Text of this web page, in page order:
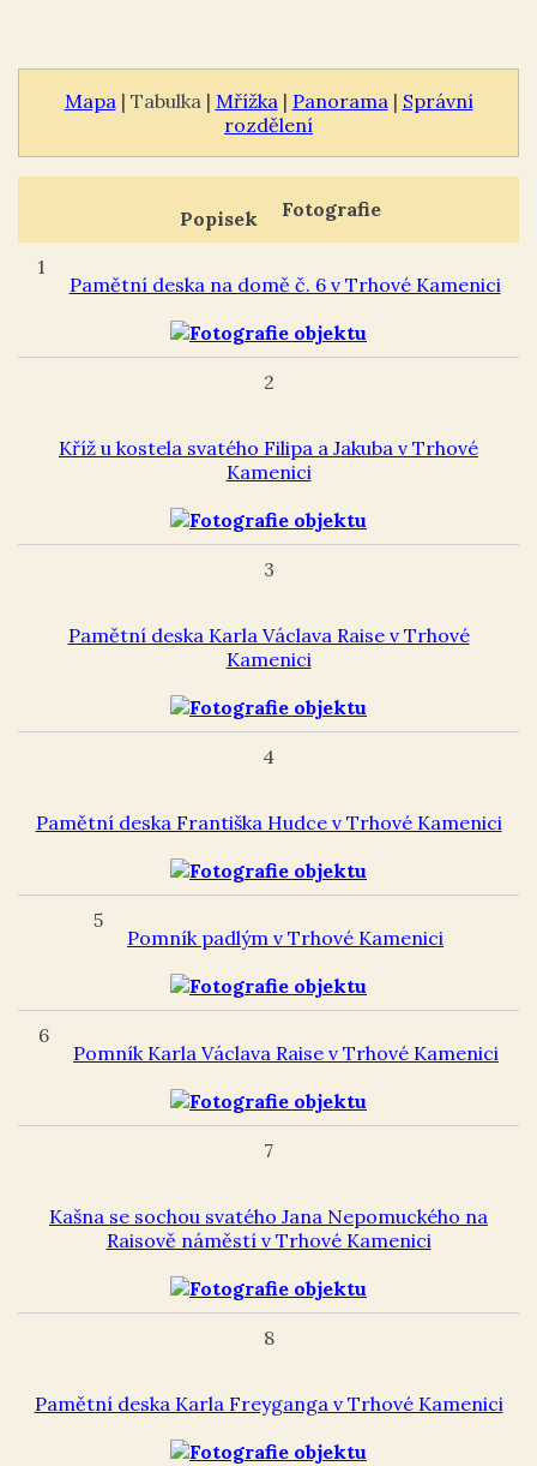
Mapa | Tabulka | Mřížka | Panorama | Správní
rozdělení
Popisek Fotografie
1
Pamětní deska na domě č. 6 v Trhové Kamenici
2
Kříž u kostela svatého Filipa a Jakuba v Trhové
Kamenici
3
Pamětní deska Karla Václava Raise v Trhové
Kamenici
4
Pamětní deska Františka Hudce v Trhové Kamenici
5
Pomník padlým v Trhové Kamenici
6
Pomník Karla Václava Raise v Trhové Kamenici
7
Kašna se sochou svatého Jana Nepomuckého na
Raisově náměstí v Trhové Kamenici
8
Pamětní deska Karla Freyganga v Trhové Kamenici